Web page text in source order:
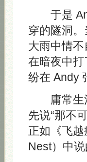
于是
穿的隧洞
大雨中情
在暗夜中
纷在 Andy
庸常生活
先说“那不
正如《飞
Nest）中